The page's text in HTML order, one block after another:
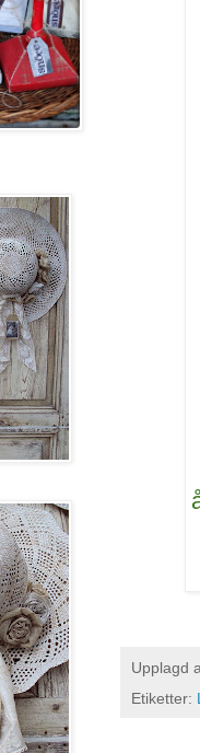
Upplagd
Etiketter: